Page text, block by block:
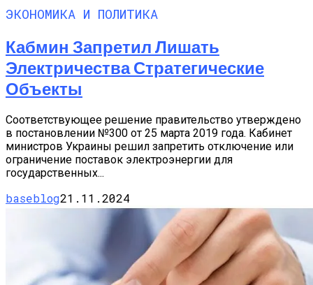
ЭКОНОМИКА И ПОЛИТИКА
Кабмин Запретил Лишать
Электричества Стратегические
Объекты
Соответствующее решение правительство утверждено
в постановлении №300 от 25 марта 2019 года. Кабинет
министров Украины решил запретить отключение или
ограничение поставок электроэнергии для
государственных...
baseblog21.11.2024